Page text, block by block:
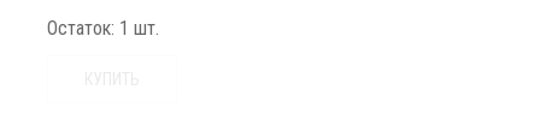
Остаток: 1 шт.